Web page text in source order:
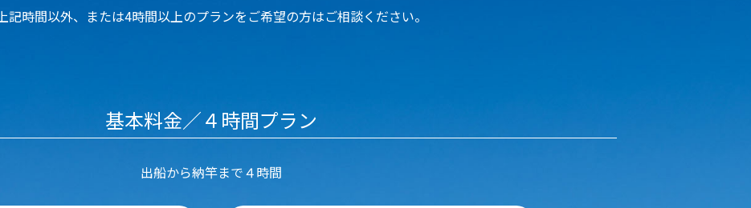
上記時間以外、または4時間以上のプランをご希望の方はご相談ください。
基本料金／４時間プラン
出船から納竿まで４時間